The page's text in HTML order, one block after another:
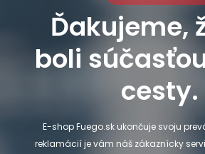
Ďakujeme,
boli
cesty.
E-shop Fuego.sk ukončuje svoju
reklamácií je vám náš zákaznícky